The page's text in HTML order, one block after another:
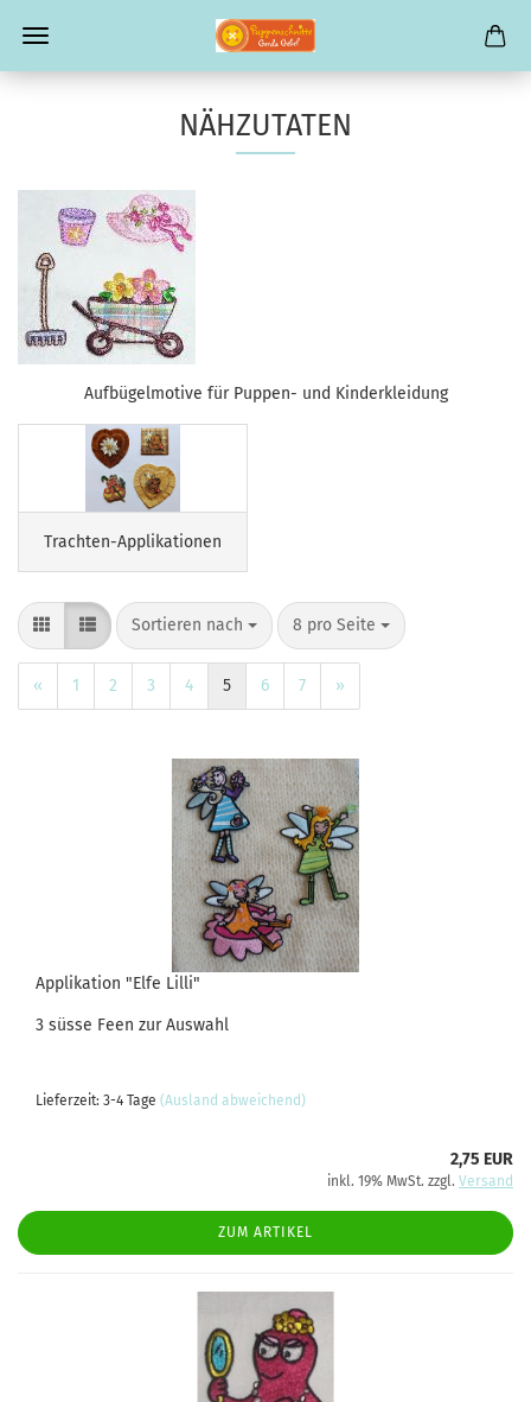
NÄHZUTATEN
Aufbügelmotive für Puppen- und Kinderkleidung
Trachten-Applikationen
Sortieren nach
Sortieren nach 8 pro Seite
pro Seite
« 1 2 3 4 5 6 7 »
Applikation "Elfe Lilli"
3 süsse Feen zur Auswahl
Lieferzeit: 3-4 Tage (Ausland abweichend)
2,75 EUR
inkl. 19% MwSt. zzgl. Versand
ZUM ARTIKEL